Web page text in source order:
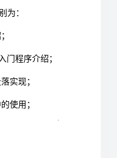
为：
门程序介绍；
实现；
使用；